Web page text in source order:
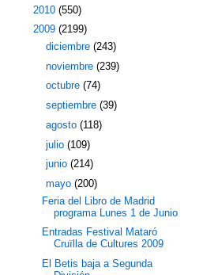
2010 (550)
2009 (2199)
diciembre (243)
noviembre (239)
octubre (74)
septiembre (39)
agosto (118)
julio (109)
junio (214)
mayo (200)
Feria del Libro de Madrid
programa Lunes 1 de Junio
Entradas Festival Mataró
Cruïlla de Cultures 2009
El Betis baja a Segunda